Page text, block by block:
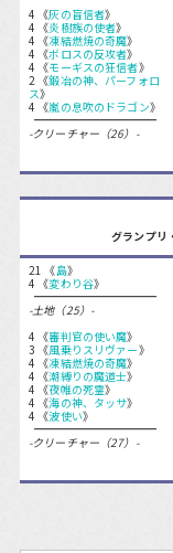
4 《灰の盲信者》
4 《炎樹族の使者》
4 《凍結燃焼の奇魔》
4 《ボロスの反攻者》
4 《モーギスの狂信者》
2 《鍛冶の神、パーフォロ
ス》
4 《嵐の息吹のドラゴン》
-クリーチャー（26）-
グランプリ
21 《島》
4 《変わり谷》
-土地（25）-
4 《審判官の使い魔》
3 《風乗りスリヴァー》
4 《凍結燃焼の奇魔》
4 《潮縛りの魔道士》
4 《夜帷の死霊》
4 《海の神、タッサ》
4 《波使い》
-クリーチャー（27）-